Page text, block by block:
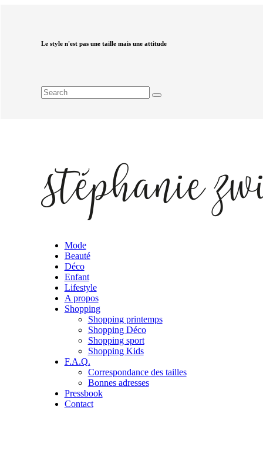
Le style n'est pas une taille mais une attitude
Mode
Beauté
Déco
Enfant
Lifestyle
A propos
Shopping
Shopping printemps
Shopping Déco
Shopping sport
Shopping Kids
F.A.Q.
Correspondance des tailles
Bonnes adresses
Pressbook
Contact